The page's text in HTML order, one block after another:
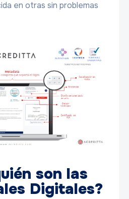
en otras sin problemas
son las
Digitales?